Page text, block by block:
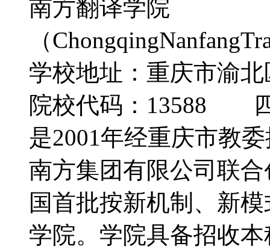
南方翻译学院
（
学校地址：重庆市渝
院校代码：13588 四
是2001年经重庆市教
南方集团有限公司联
国首批按新机制、新
学院。学院具备招收